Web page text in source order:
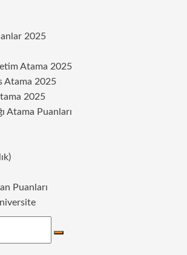
2025
Atama 2025
Atama 2025
2025
Atama Puanları
Puanları
Arama